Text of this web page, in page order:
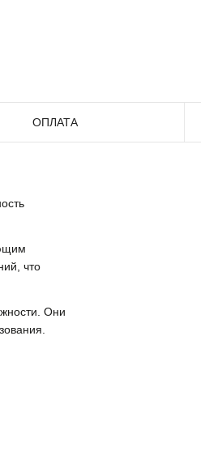
ОПЛАТА
что
Они